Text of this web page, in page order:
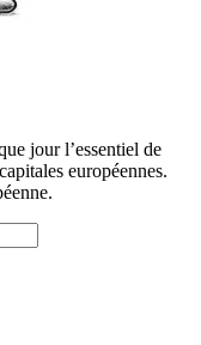
jour l’essentiel de
européennes.